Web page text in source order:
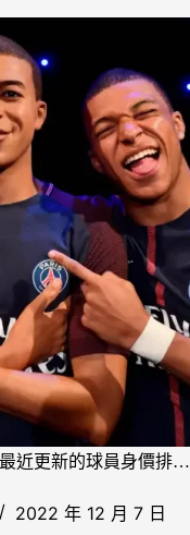
近更新的球員身價排…
2022 年 12 月 7 日